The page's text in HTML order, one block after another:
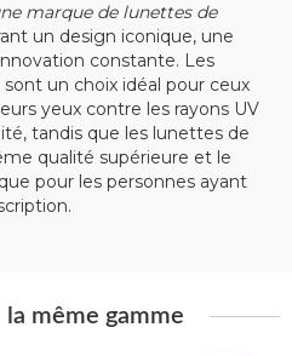
marque de lunettes de
un design iconique, une
constante. Les
un choix idéal pour ceux
yeux contre les rayons UV
tandis que les lunettes de
qualité supérieure et le
pour les personnes ayant
la même gamme